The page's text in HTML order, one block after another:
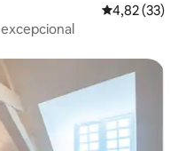
4,82 de uma
4,82 (33)